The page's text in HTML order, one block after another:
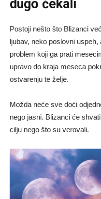
dugo čekali
Postoji nešto što Blizanci
ljubav, neko poslovni
problem koji ga prati
upravo do kraja meseca
ostvarenju te želje.
Možda neće sve doći
nego jasni. Blizanci će
cilju nego što su verovali.